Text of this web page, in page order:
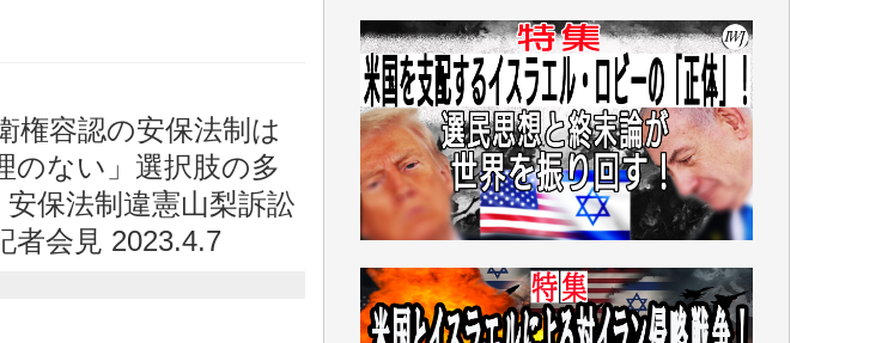
権容認の安保法制は
のない」選択肢の多
保法制違憲山梨訴訟
者会見 2023.4.7